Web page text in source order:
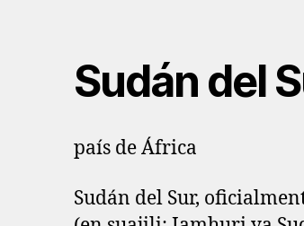
Sudán del
país de África
Sudán del Sur,